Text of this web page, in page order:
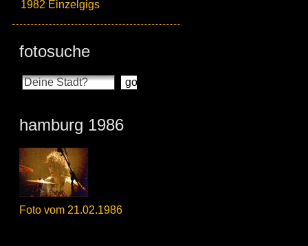
1982 Einzelgigs
fotosuche
hamburg 1986
Foto vom 21.02.1986